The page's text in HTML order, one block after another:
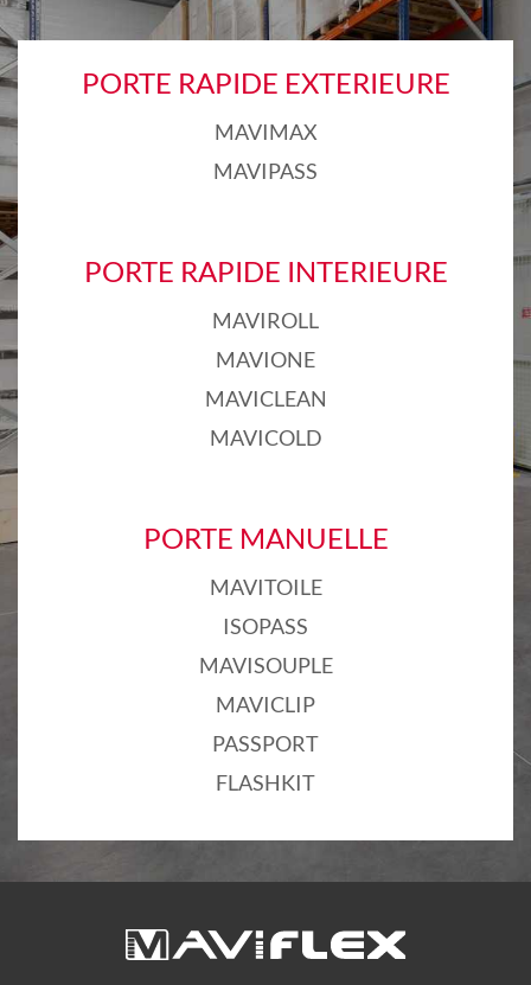
PORTE RAPIDE EXTERIEURE
MAVIMAX
MAVIPASS
PORTE RAPIDE INTERIEURE
MAVIROLL
MAVIONE
MAVICLEAN
MAVICOLD
PORTE MANUELLE
MAVITOILE
ISOPASS
MAVISOUPLE
MAVICLIP
PASSPORT
FLASHKIT